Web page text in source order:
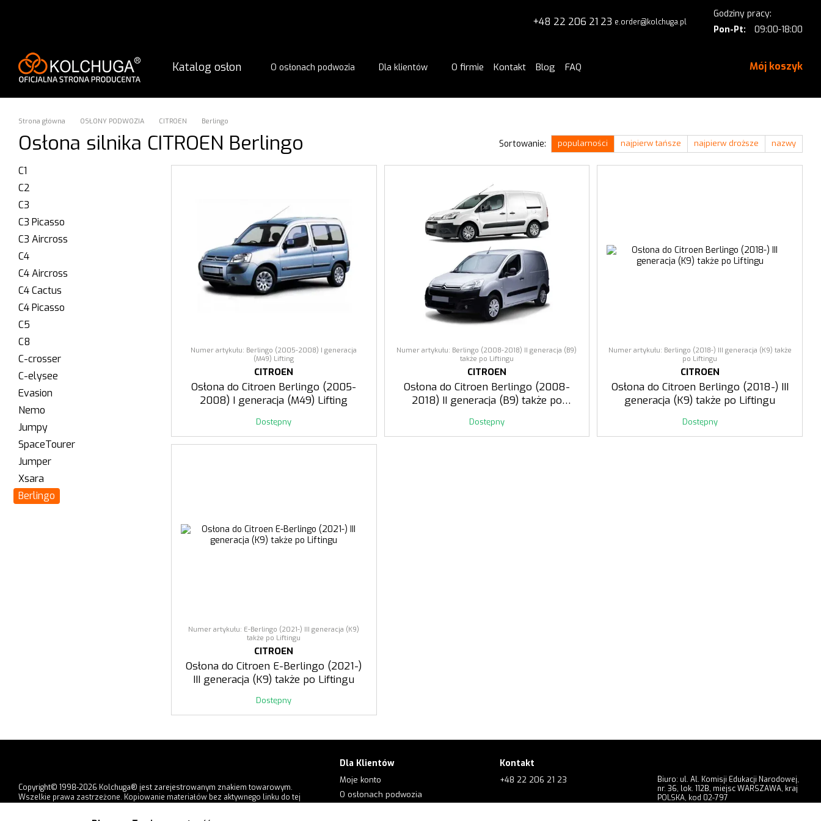
+48 22 206 21 23 e.order@kolchuga.pl
Godziny pracy:
Pon-Pt:
09:00-18:00
Katalog osłon O osłonach podwozia Dla klientów O firmie Kontakt Blog FAQ Mój koszyk
Strona główna OSŁONY PODWOZIA CITROEN Berlingo
Osłona silnika CITROEN Berlingo Sortowanie: popularności najpierw tańsze najpierw droższe nazwy
Numer artykułu: Berlingo (2005-2008) I generacja
(M49) Lifting
CITROEN
Osłona do Citroen Berlingo (2005-
2008) I generacja (M49) Lifting
Dostępny
Numer artykułu: Berlingo (2008-2018) II generacja (B9)
także po Liftingu
CITROEN
Osłona do Citroen Berlingo (2008-
2018) II generacja (B9) także po
Dostępny
Numer artykułu: Berlingo (2018-) III generacja (K9) także
po Liftingu
CITROEN
Osłona do Citroen Berlingo (2018-) III
generacja (K9) także po Liftingu
Dostępny
Numer artykułu: E-Berlingo (2021-) III generacja (K9)
także po Liftingu
CITROEN
Osłona do Citroen E-Berlingo (2021-)
III generacja (K9) także po Liftingu
Dostępny
C1
C2
C3
C3 Picasso
C3 Aircross
C4
C4 Aircross
C4 Cactus
C4 Picasso
C5
C8
C-crosser
C-elysee
Evasion
Nemo
Jumpy
SpaceTourer
Jumper
Xsara
Berlingo
Copyright© 1998-2026 Kolchuga® jest zarejestrowanym znakiem towarowym.
Wszelkie prawa zastrzeżone. Kopiowanie materiałów bez aktywnego linku do tej
Dla Klientów
Moje konto
O osłonach podwozia
Kontakt
+48 22 206 21 23
Biuro: ul. Al. Komisji Edukacji Narodowej,
nr. 36, lok. 112B, miejsc WARSZAWA, kraj
POLSKA, kod 02-797